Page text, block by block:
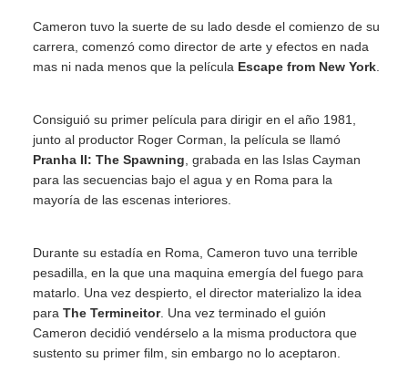
Cameron tuvo la suerte de su lado desde el comienzo de su
carrera, comenzó como director de arte y efectos en nada
mas ni nada menos que la película Escape from New York
Consiguió su primer película para dirigir en el año 1981,
junto al productor Roger Corman, la película se llamó
Pranha II: The Spawning , grabada en las Islas Cayman
para las secuencias bajo el agua y en Roma para la
mayoría de las escenas interiores.
Durante su estadía en Roma, Cameron tuvo una terrible
pesadilla, en la que una maquina emergía del fuego para
matarlo. Una vez despierto, el director materializo la idea
para The Termineitor. Una vez terminado el guión
Cameron decidió vendérselo a la misma productora que
sustento su primer film, sin embargo no lo aceptaron.